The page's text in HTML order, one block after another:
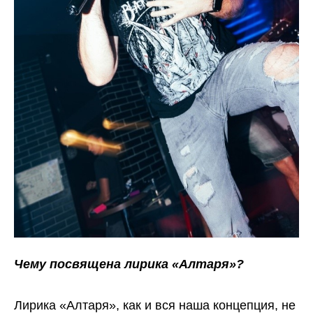
Чему посвящена лирика «Алтаря»?
Лирика «Алтаря», как и вся наша концепция, не